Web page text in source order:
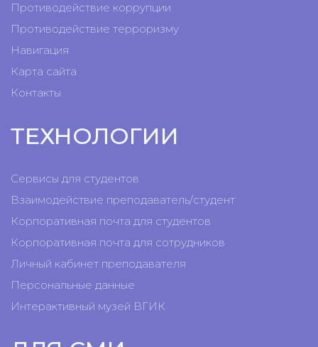
Противодействие коррупции
Противодействие терроризму
Навигация
Карта сайта
Контакты
ТЕХНОЛОГИИ
Сервисы для студентов
Взаимодействие преподаватель/студент
Корпоративная почта для студентов
Корпоративная почта для сотрудников
Личный кабинет преподавателя
Персональные данные
Интерактивный музей ВГИК